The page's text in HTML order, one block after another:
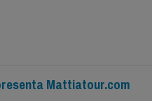
Mattiatour.com